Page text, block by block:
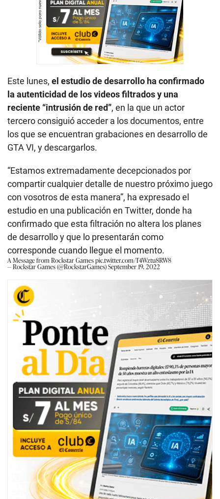
Este lunes, el estudio de desarrollo ha confirmado
la autenticidad de los videos filtrados y una
reciente “intrusión de red”, en la que un actor
tercero consiguió acceder a los documentos, entre
los que se encuentran grabaciones en desarrollo de
GTA VI, y descargarlos.
“Estamos extremadamente decepcionados por
compartir cualquier detalle de nuestro próximo juego
con vosotros de esta manera”, ha expresado el
estudio en una publicación en Twitter, donde ha
confirmado que esta filtración no altera los planes
de desarrollo y que lo presentarán como
corresponde cuando llegue el momento.
A Message from Rockstar Gamespic.twitter.com/T4Wztu8RW8
— Rockstar Games (@RockstarGames)September 19, 2022